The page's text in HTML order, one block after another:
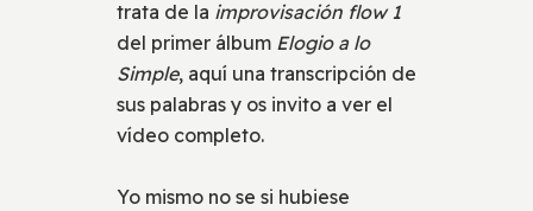
trata de la improvisación flow 1
del primer álbum Elogio a lo
Simple, aquí una transcripción de
sus palabras y os invito a ver el
vídeo completo.
Yo mismo no se si hubiese